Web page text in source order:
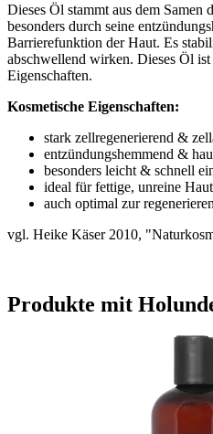
Dieses Öl stammt aus dem
besonders durch seine
Barrierefunktion der Haut. Es
abschwellend wirken. Dieses Öl
Eigenschaften.
Kosmetische Eigenschaften:
stark zellregenerierend &
entzündungshemmend &
besonders leicht & schnell
ideal für fettige, unreine Haut
auch optimal zur
vgl. Heike Käser 2010,
Produkte mit